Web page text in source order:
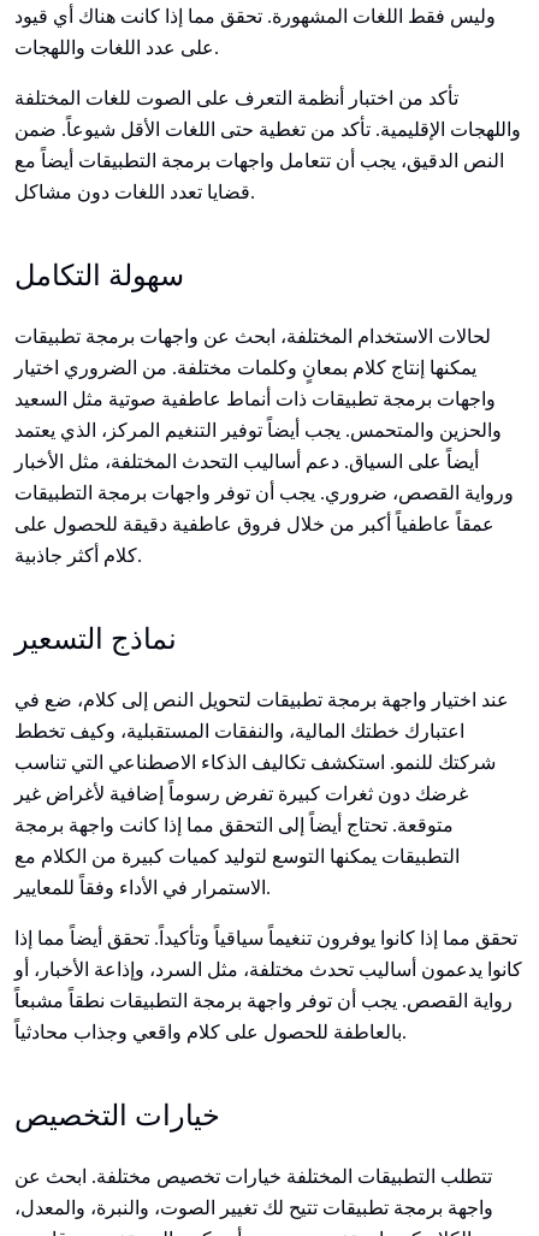
وليس فقط اللغات المشهورة. تحقق مما إذا كانت هناك أي قيود
على عدد اللغات واللهجات.
تأكد من اختبار أنظمة التعرف على الصوت للغات المختلفة
واللهجات الإقليمية. تأكد من تغطية حتى اللغات الأقل شيوعاً. ضمن
النص الدقيق، يجب أن تتعامل واجهات برمجة التطبيقات أيضاً مع
قضايا تعدد اللغات دون مشاكل.
سهولة التكامل
لحالات الاستخدام المختلفة، ابحث عن واجهات برمجة تطبيقات
يمكنها إنتاج كلام بمعانٍ وكلمات مختلفة. من الضروري اختيار
واجهات برمجة تطبيقات ذات أنماط عاطفية صوتية مثل السعيد
والحزين والمتحمس. يجب أيضاً توفير التنغيم المركز، الذي يعتمد
أيضاً على السياق. دعم أساليب التحدث المختلفة، مثل الأخبار
ورواية القصص، ضروري. يجب أن توفر واجهات برمجة التطبيقات
عمقاً عاطفياً أكبر من خلال فروق عاطفية دقيقة للحصول على
كلام أكثر جاذبية.
نماذج التسعير
عند اختيار واجهة برمجة تطبيقات لتحويل النص إلى كلام، ضع في
اعتبارك خطتك المالية، والنفقات المستقبلية، وكيف تخطط
شركتك للنمو. استكشف تكاليف الذكاء الاصطناعي التي تناسب
غرضك دون ثغرات كبيرة تفرض رسوماً إضافية لأغراض غير
متوقعة. تحتاج أيضاً إلى التحقق مما إذا كانت واجهة برمجة
التطبيقات يمكنها التوسع لتوليد كميات كبيرة من الكلام مع
الاستمرار في الأداء وفقاً للمعايير.
تحقق مما إذا كانوا يوفرون تنغيماً سياقياً وتأكيداً. تحقق أيضاً مما إذا
كانوا يدعمون أساليب تحدث مختلفة، مثل السرد، وإذاعة الأخبار، أو
رواية القصص. يجب أن توفر واجهة برمجة التطبيقات نطقاً مشبعاً
بالعاطفة للحصول على كلام واقعي وجذاب محادثياً.
خيارات التخصيص
تتطلب التطبيقات المختلفة خيارات تخصيص مختلفة. ابحث عن
واجهة برمجة تطبيقات تتيح لك تغيير الصوت، والنبرة، والمعدل،